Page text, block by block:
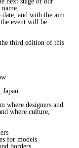
and with the aim
event will be
third edition of this
where designers and
where culture,
for models
borders